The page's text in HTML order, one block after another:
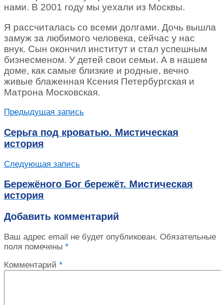
нами. В 2001 году мы уехали из Москвы.
Я рассчиталась со всеми долгами. Дочь вышла
замуж за любимого человека, сейчас у нас
внук. Сын окончил институт и стал успешным
бизнесменом. У детей свои семьи. А в нашем
доме, как самые близкие и родные, вечно
живые блаженная Ксения Петербургская и
Матрона Московская.
Предыдущая запись
Серьга под кроватью. Мистическая
история
Следующая запись
Бережёного Бог бережёт. Мистическая
история
Добавить комментарий
Ваш адрес email не будет опубликован. Обязательные
поля помечены *
Комментарий *